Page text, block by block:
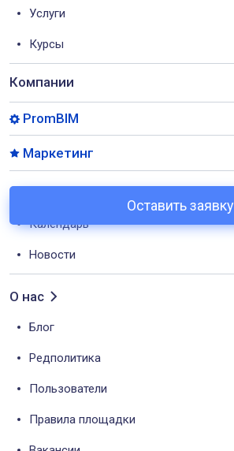
Оставить заявку
Услуги
Курсы
Компании
PromBIM
Маркетинг
События
Календарь
Новости
О нас
Блог
Редполитика
Пользователи
Правила площадки